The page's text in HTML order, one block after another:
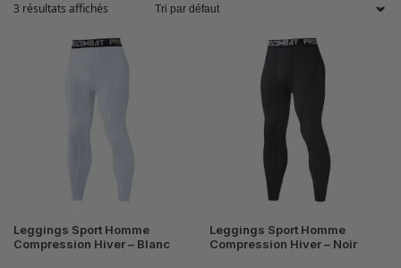
3 résultats affichés
Leggings Sport Homme
Compression Hiver – Blanc
Leggings Sport Homme
Compression Hiver – Noir